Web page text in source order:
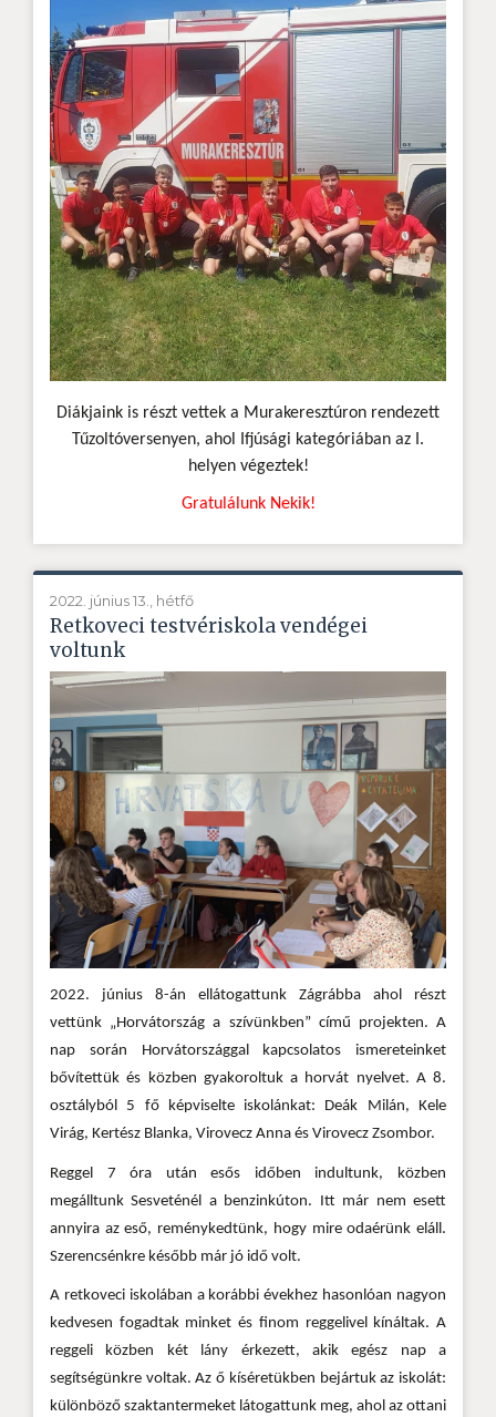
Diákjaink is részt vettek a Murakeresztúron rendezett
Tűzoltóversenyen, ahol Ifjúsági kategóriában az I.
helyen végeztek!
Gratulálunk Nekik!
2022. június 13., hétfő
Retkoveci testvériskola vendégei
voltunk
2022. június 8-án ellátogattunk Zágrábba ahol részt
vettünk „Horvátország a szívünkben” című projekten. A
nap során Horvátországgal kapcsolatos ismereteinket
bővítettük és közben gyakoroltuk a horvát nyelvet. A 8.
osztályból 5 fő képviselte iskolánkat: Deák Milán, Kele
Virág, Kertész Blanka, Virovecz Anna és Virovecz Zsombor.
Reggel 7 óra után esős időben indultunk, közben
megálltunk Sesveténél a benzinkúton. Itt már nem esett
annyira az eső, reménykedtünk, hogy mire odaérünk eláll.
Szerencsénkre később már jó idő volt.
A retkoveci iskolában a korábbi évekhez hasonlóan nagyon
kedvesen fogadtak minket és finom reggelivel kínáltak. A
reggeli közben két lány érkezett, akik egész nap a
segítségünkre voltak. Az ő kíséretükben bejártuk az iskolát:
különböző szaktantermeket látogattunk meg, ahol az ottani